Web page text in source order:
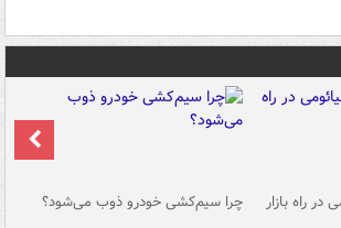
راه بازار چرا سیم‌کشی خودرو ذوب می‌شود؟